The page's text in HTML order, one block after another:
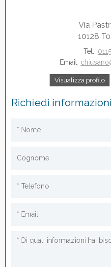
Via
10128
Tel.:
Email:
Visualizza profilo
Richiedi informazioni